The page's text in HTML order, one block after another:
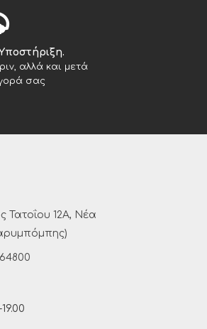
αλλά και μετά
σας
Τατοΐου 12Α, Νέα